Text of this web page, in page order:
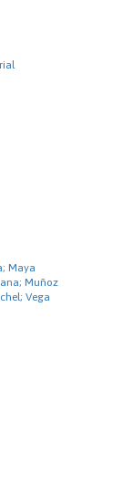
Maya
Muñoz
Vega